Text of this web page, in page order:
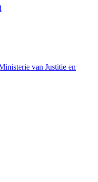
van Justitie en